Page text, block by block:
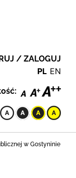
/ ZALOGUJ
PL EN
w Gostyninie